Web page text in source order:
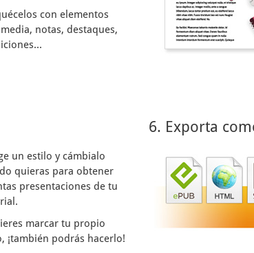
con elementos
notas, destaques,
un estilo y cámbialo
quieras para obtener
presentaciones de tu
marcar tu propio
¡también podrás hacerlo!
6. Exporta